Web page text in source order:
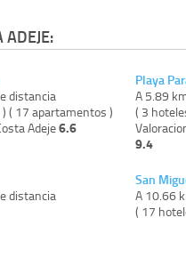
ADEJE:
distancia
( 17 apartamentos )
Adeje6.6
distancia
Playa
A 5.89
( 3
9.4
San
A 10.66
( 17